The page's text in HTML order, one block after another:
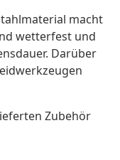
macht
wetterfest und
Darüber
Zubehör